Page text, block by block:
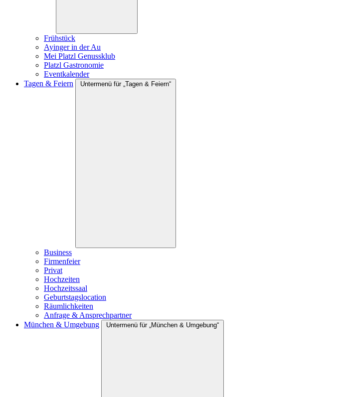
Frühstück
Ayinger in der Au
Mei Platzl Genussklub
Platzl Gastronomie
Eventkalender
Tagen & Feiern
Untermenü für „Tagen & Feiern“
Business
Firmenfeier
Privat
Hochzeiten
Hochzeitssaal
Geburtstagslocation
Räumlichkeiten
Anfrage & Ansprechpartner
München & Umgebung
Untermenü für „München & Umgebung“